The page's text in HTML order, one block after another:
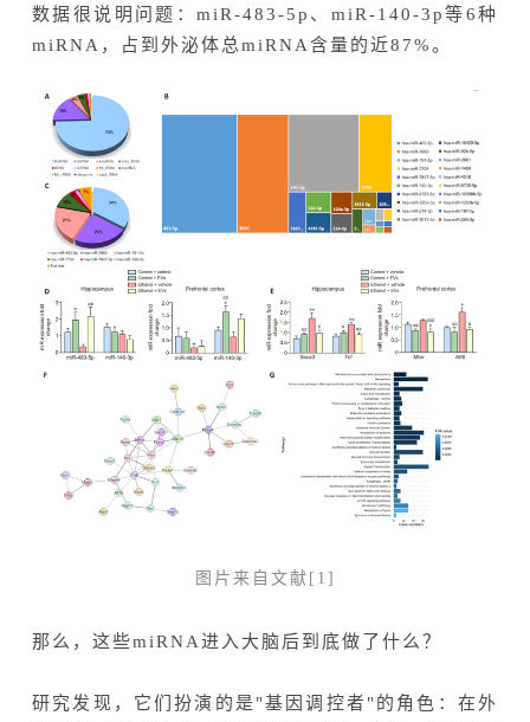
数据很说明问题：miR-483-5p、miR-140-3p等6种
miRNA，占到外泌体总miRNA含量的近87%。
图片来自文献[1]
那么，这些miRNA进入大脑后到底做了什么？
研究发现，它们扮演的是"基因调控者"的角色：在外